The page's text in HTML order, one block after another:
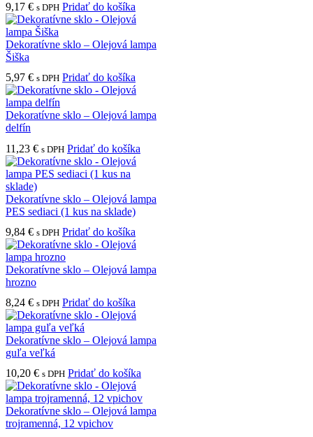
9,17 € s DPH Pridať do košíka
Dekoratívne sklo – Olejová lampa
Šiška
5,97 € s DPH Pridať do košíka
Dekoratívne sklo – Olejová lampa
delfín
11,23 € s DPH Pridať do košíka
Dekoratívne sklo – Olejová lampa
PES sediaci (1 kus na sklade)
9,84 € s DPH Pridať do košíka
Dekoratívne sklo – Olejová lampa
hrozno
8,24 € s DPH Pridať do košíka
Dekoratívne sklo – Olejová lampa
guľa veľká
10,20 € s DPH Pridať do košíka
Dekoratívne sklo – Olejová lampa
trojramenná, 12 vpichov